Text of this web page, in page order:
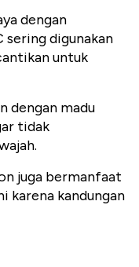
dengan
sering digunakan
untuk
dengan madu
tidak
juga bermanfaat
karena kandungan